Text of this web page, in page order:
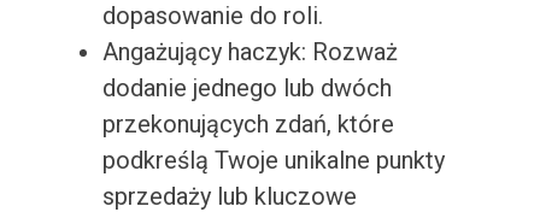
dopasowanie do roli.
Angażujący haczyk: Rozważ
dodanie jednego lub dwóch
przekonujących zdań, które
podkreślą Twoje unikalne punkty
sprzedaży lub kluczowe